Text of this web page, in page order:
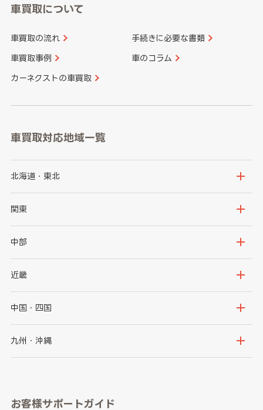
車買取について
車買取の流れ 手続きに必要な書類
車買取事例 車のコラム
カーネクストの車買取
車買取対応地域一覧
北海道・東北
北海道
岩手県
秋田県
関東
茨城県
群馬県
千葉県
中部
新潟県
石川県
山梨県
愛知県
近畿
大阪府
京都府
和歌山県
中国・四国
鳥取県
山口県
九州・沖縄
長崎県
お客様サポートガイド